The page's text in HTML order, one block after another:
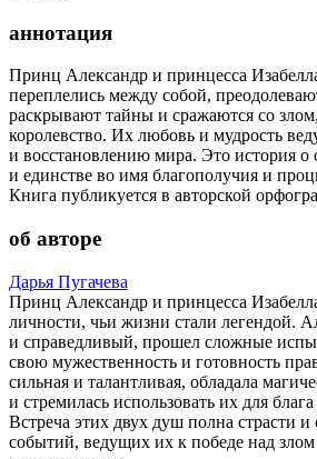
аннотация
Принц Александр и принцесса
переплелись между собой,
раскрывают тайны и сражаются со
королевство. Их любовь и мудрость
и восстановлению мира. Это история о
и единстве во имя благополучия и
Книга публикуется в авторской
об авторе
Дарья Пугачева
Принц Александр и принцесса
личности, чьи жизни стали легендой.
и справедливый, прошел сложные
свою мужественность и готовность
сильная и талантливая, обладала
и стремилась использовать их для
Встреча этих двух душ полна страсти и
событий, ведущих их к победе над